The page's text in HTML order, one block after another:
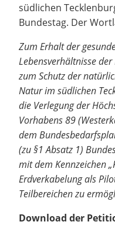
südlichen
Bundestag. Der
Zum Erhalt der
Lebensverhältnisse
zum Schutz der
Natur im südlichen
die Verlegung der
Vorhabens 89
dem
(zu §1 Absatz 1)
mit dem Kennzeichen
Erdverkabelung als
Teilbereichen zu
Download der